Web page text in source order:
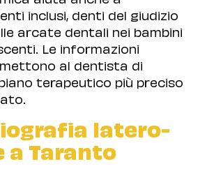
inclusi, denti del giudizio
arcate dentali nei bambini
Le informazioni
al dentista di
terapeutico più preciso
latero-
a Taranto